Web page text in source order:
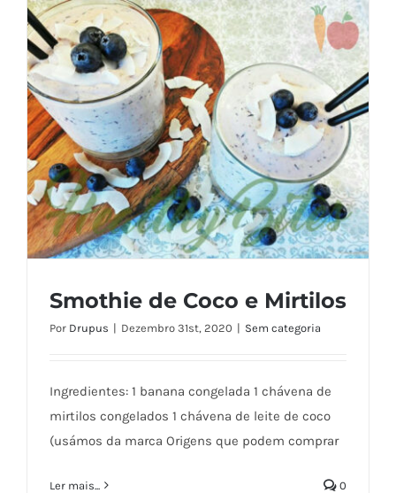
Smothie de Coco e Mirtilos
Smothie de Coco e Mirtilos
Por Drupus | Dezembro 31st, 2020 | Sem categoria
Ingredientes: 1 banana congelada 1 chávena de
mirtilos congelados 1 chávena de leite de coco
(usámos da marca Origens que podem comprar
Ler mais... 0